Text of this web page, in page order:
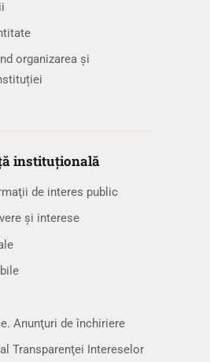
organizarea și
instituțională
de interes public
și interese
Anunţuri de închiriere
Transparenţei Intereselor